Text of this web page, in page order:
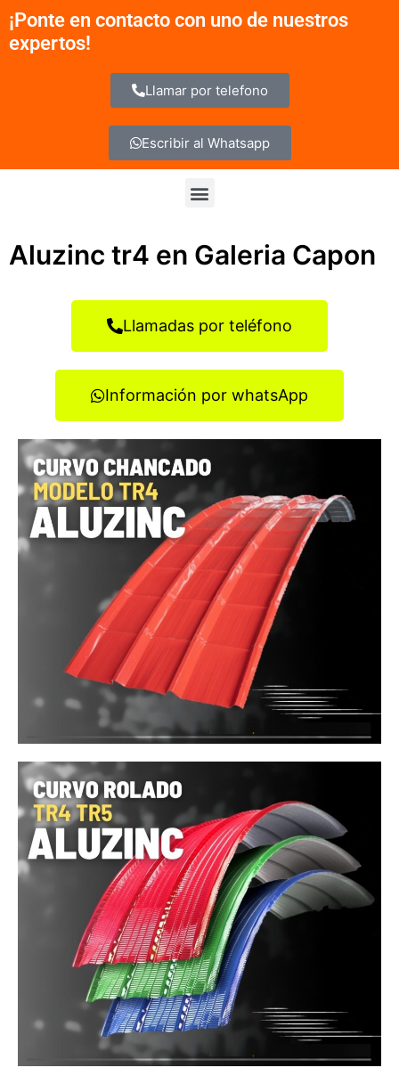
contenido
¡Ponte en contacto con uno de nuestros
expertos!
Llamar por telefono
Escribir al Whatsapp
Menu
Aluzinc tr4 en Galeria Capon
Llamadas por teléfono
Información por whatsApp